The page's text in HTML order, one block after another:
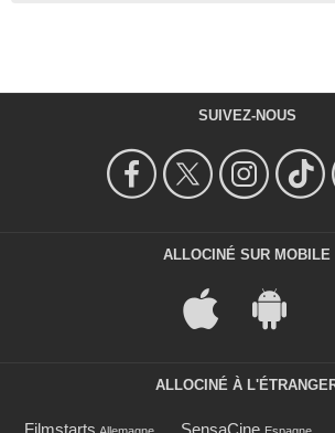
SUIVEZ-NOUS
ALLOCINÉ SUR MOBILE
ALLOCINÉ À
Filmstarts SensaCine